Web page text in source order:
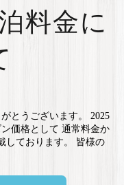
料金に
とうございます。 2025
価格として 通常料金か
しております。 皆様の